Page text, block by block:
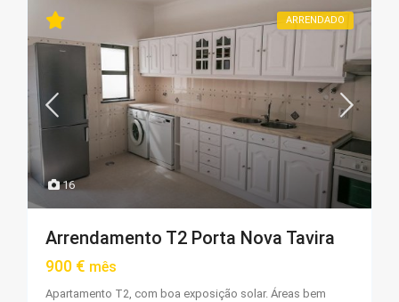
16
ARRENDADO
Arrendamento T2 Porta Nova Tavira
900 € mês
Apartamento T2, com boa exposição solar. Áreas bem